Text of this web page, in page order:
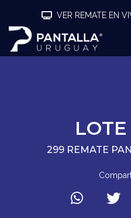
VER REMATE EN
299 REMATE